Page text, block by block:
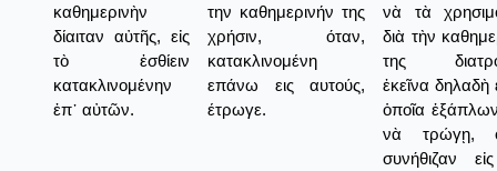
καθημερινὴν
δίαιταν αὐτῆς, εἰς
τὸ ἐσθίειν
κατακλινομένην
ἐπ᾿ αὐτῶν.
την καθημερινήν της
χρήσιν, όταν,
κατακλινομένη
επάνω εις αυτούς,
έτρωγε.
νὰ τὰ
διὰ τὴν
της
ἐκεῖνα δηλαδὴ
ὁποῖα
νὰ τρώγῃ,
συνήθιζαν